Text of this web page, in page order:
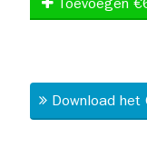
Toevoegen
Download